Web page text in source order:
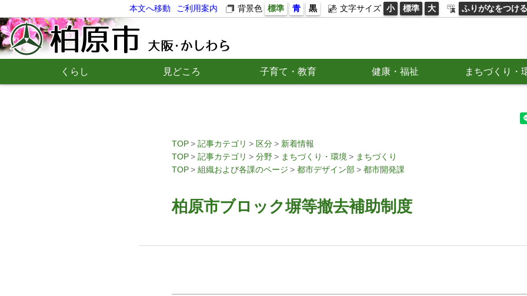
本文へ移動 ご利用案内 背景色 標準 青 黒 文字サイズ 小 標準 大 ふりがなをつける
くらし 見どころ 子育て・教育 健康・福祉 まちづくり・
TOP 記事カテゴリ 区分
新着情報
TOP
記事カテゴリ 分野 まちづくり・環境
まちづくり
TOP
組織および各課のページ 都市デザイン部 都市開発課
柏原市ブロック塀等撤去補助制度